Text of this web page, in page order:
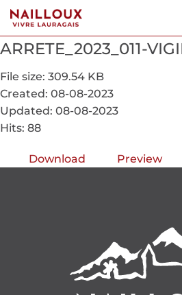
ARRETE_2023_011-
File size: 309.54 KB
Created: 08-08-2023
Updated: 08-08-2023
Hits: 88
Download Preview